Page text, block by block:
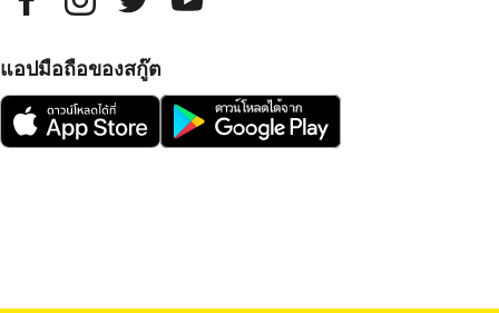
แอปมือถือของสกู๊ต